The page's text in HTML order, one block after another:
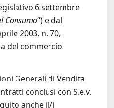
6 settembre
Consumo“) e dal
2003, n. 70,
del commercio
Generali di Vendita
conclusi con S.e.v.
anche il/i